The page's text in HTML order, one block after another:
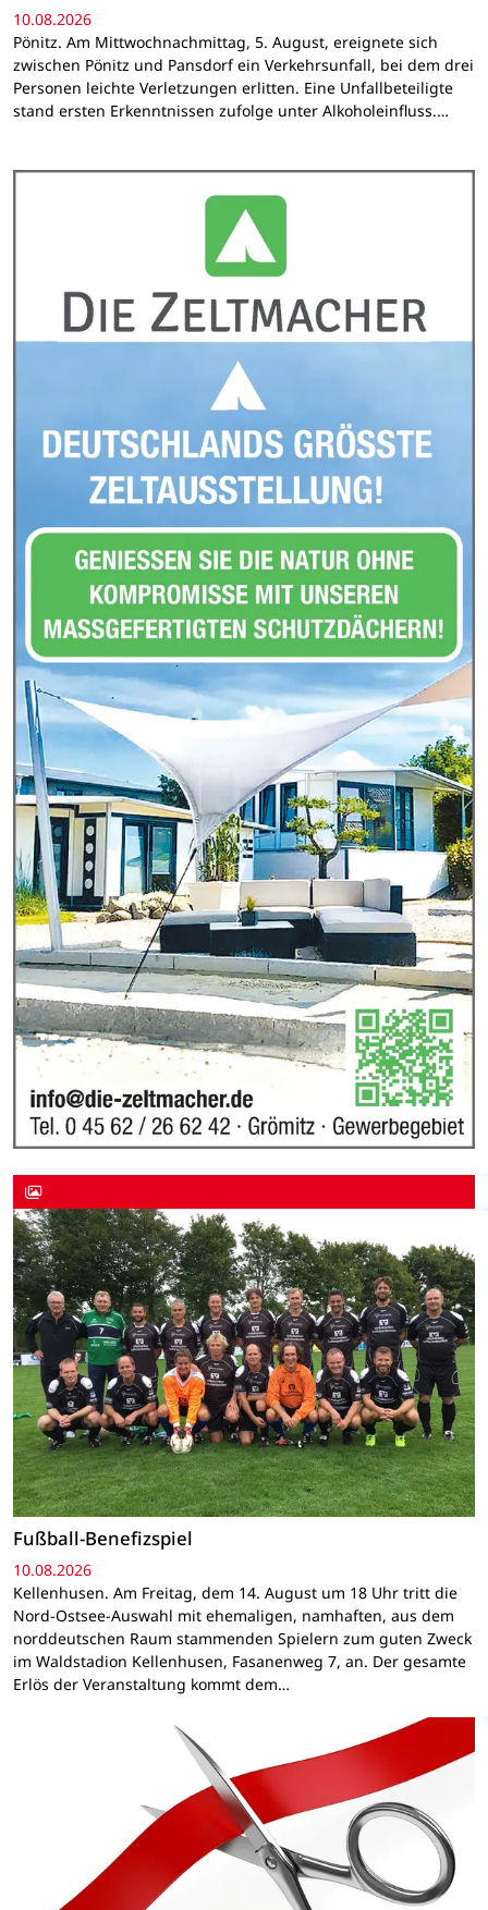
10.08.2026
Pönitz. Am Mittwochnachmittag, 5. August, ereignete sich
zwischen Pönitz und Pansdorf ein Verkehrsunfall, bei dem drei
Personen leichte Verletzungen erlitten. Eine Unfallbeteiligte
stand ersten Erkenntnissen zufolge unter Alkoholeinfluss.…
Fußball-Benefizspiel
10.08.2026
Kellenhusen. Am Freitag, dem 14. August um 18 Uhr tritt die
Nord-Ostsee-Auswahl mit ehemaligen, namhaften, aus dem
norddeutschen Raum stammenden Spielern zum guten Zweck
im Waldstadion Kellenhusen, Fasanenweg 7, an. Der gesamte
Erlös der Veranstaltung kommt dem…